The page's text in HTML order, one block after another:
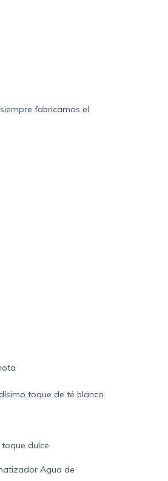
fabricamos el
toque de té blanco
dulce
Agua de